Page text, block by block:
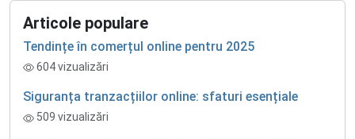
Articole populare
Tendințe în comerțul online pentru 2025
604 vizualizări
Siguranța tranzacțiilor online: sfaturi esențiale
509 vizualizări